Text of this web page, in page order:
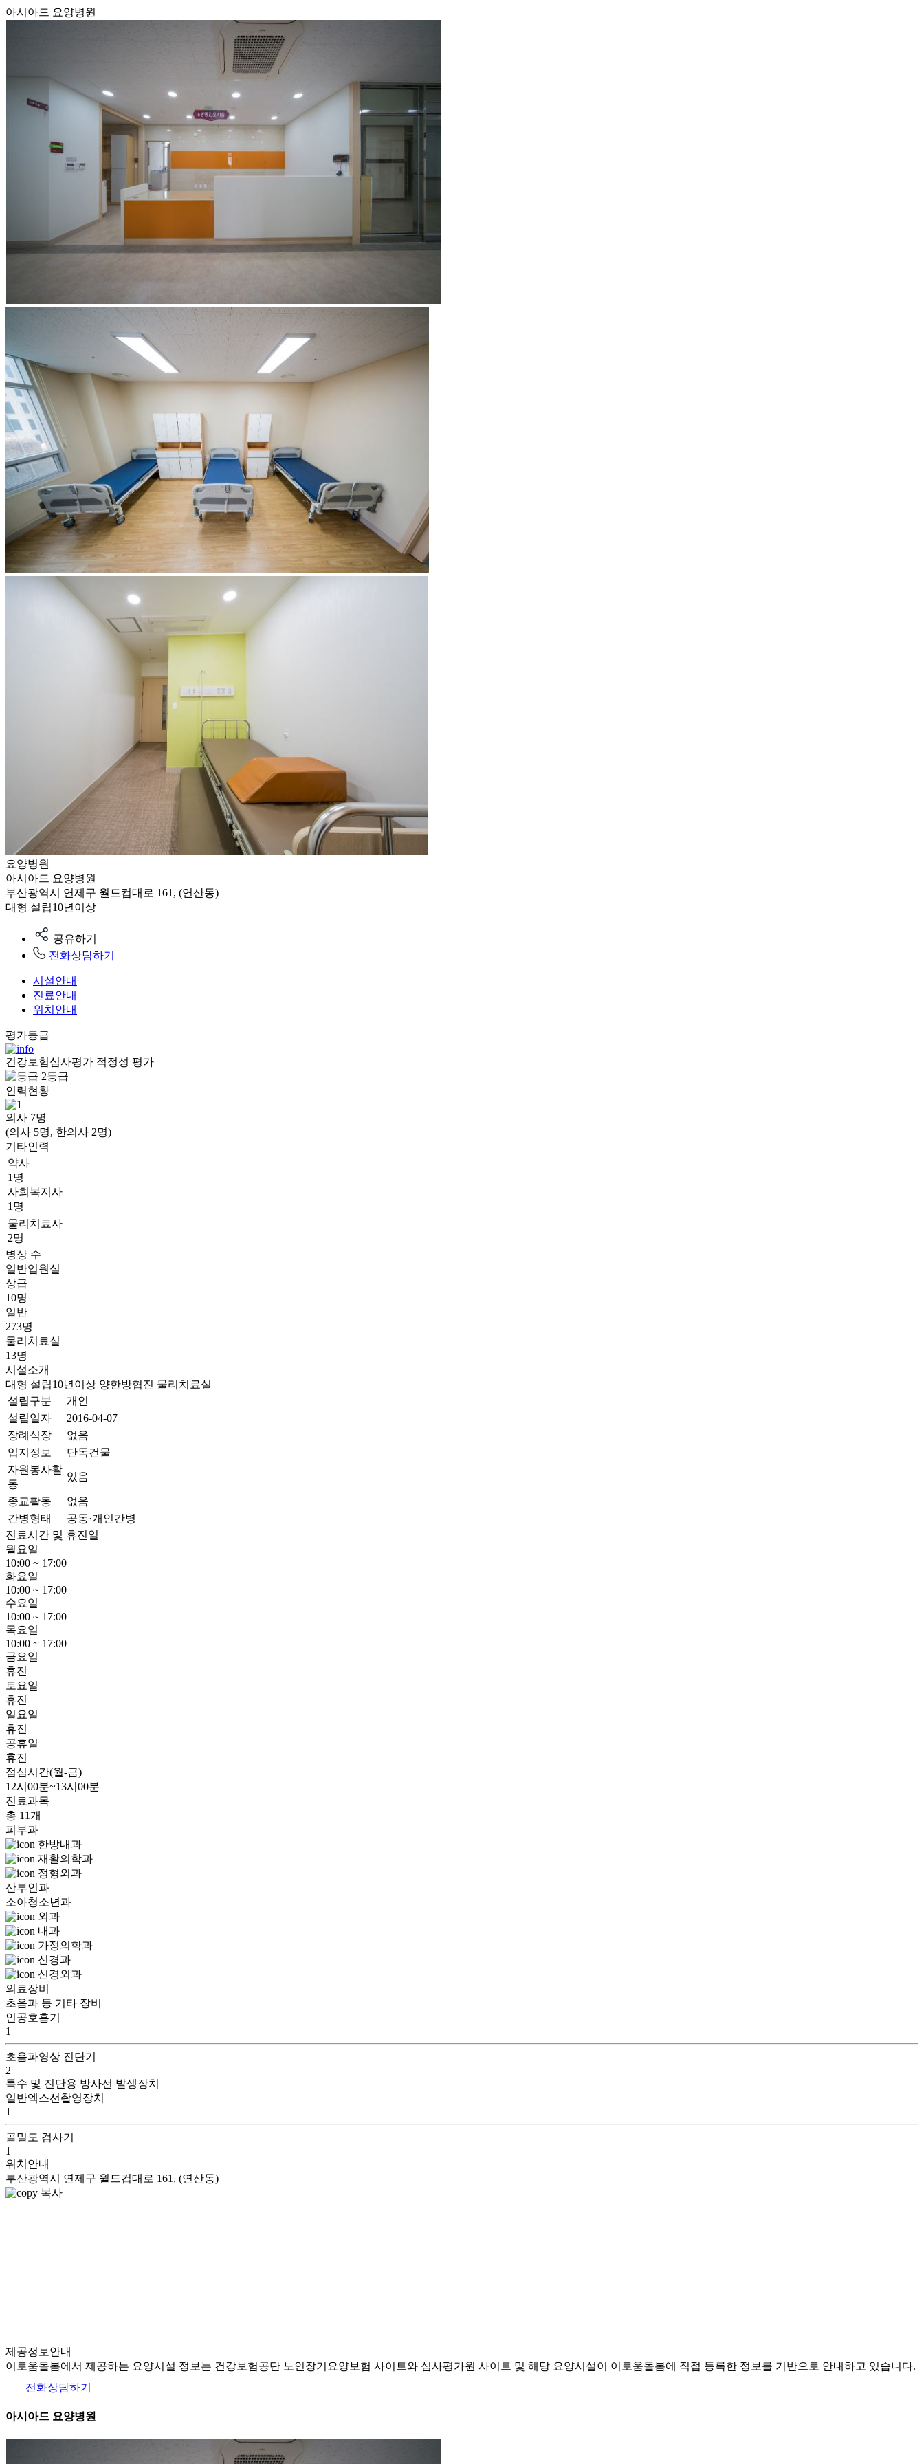
아시아드 요양병원
요양병원
아시아드 요양병원
부산광역시 연제구 월드컵대로 161, (연산동)
대형 설립10년이상
공유하기
전화상담하기
시설안내
진료안내
위치안내
평가등급
건강보험심사평가 적정성 평가
2등급
인력현황
의사 7명
(의사 5명, 한의사 2명)
기타인력
약사
1명
사회복지사
1명
물리치료사
2명
병상 수
일반입원실
상급
10명
일반
273명
물리치료실
13명
시설소개
대형 설립10년이상 양한방협진 물리치료실
설립구분
개인
설립일자
2016-04-07
장례식장
없음
입지정보
단독건물
자원봉사활
동
있음
종교활동
없음
간병형태
공동·개인간병
진료시간 및 휴진일
월요일
10:00 ~ 17:00
화요일
10:00 ~ 17:00
수요일
10:00 ~ 17:00
목요일
10:00 ~ 17:00
금요일
휴진
토요일
휴진
일요일
휴진
공휴일
휴진
점심시간(월-금)
12시00분~13시00분
진료과목
총 11개
피부과
한방내과
재활의학과
정형외과
산부인과
소아청소년과
외과
내과
가정의학과
신경과
신경외과
의료장비
초음파 등 기타 장비
인공호흡기
1
초음파영상 진단기
2
특수 및 진단용 방사선 발생장치
일반엑스선촬영장치
1
골밀도 검사기
1
위치안내
부산광역시 연제구 월드컵대로 161, (연산동)
복사
제공정보안내
이로움돌봄에서 제공하는 요양시설 정보는 건강보험공단 노인장기요양보험 사이트와 심사평가원 사이트 및 해당 요양시설이 이로움돌봄에 직접 등록한 정보를 기반으로 안내하고 있습니다.
전화상담하기
아시아드 요양병원